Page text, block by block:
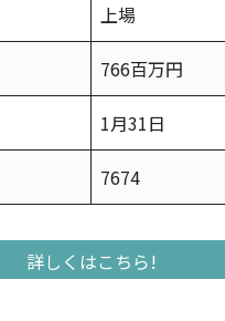
上場
766百万円
1月31日
7674